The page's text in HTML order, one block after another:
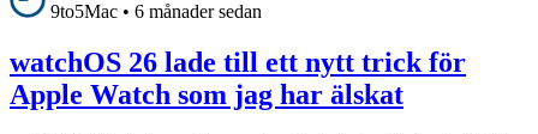
9to5Mac • 6 månader sedan
watchOS 26 lade till ett nytt trick för
Apple Watch som jag har älskat